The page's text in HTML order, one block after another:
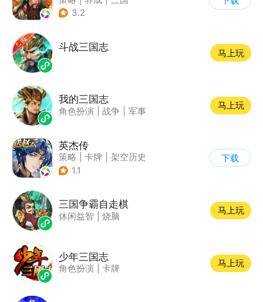
| 中国风
3.2
斗战三国志
马上玩
我的三国志
角色扮演 战争 军事
马上玩
英杰传
策略 卡牌
架空历史
| 中国风
1.1
下载
三国争霸自走棋
休闲益智 烧脑
马上玩
少年三国志
角色扮演 卡牌
马上玩